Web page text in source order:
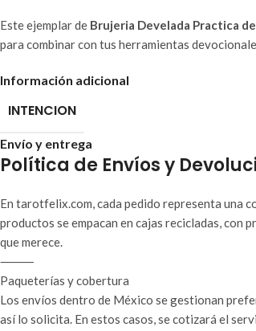
Este ejemplar de Brujeria Develada Practica
para combinar con tus herramientas
Información adicional
INTENCION
Envío y entrega
Política de Envíos y
En tarotfelix.com, cada pedido representa una
productos se empacan en cajas recicladas, con
que merece.
⸻
Paqueterías y cobertura
Los envíos dentro de México se gestionan
así lo solicita. En estos casos, se cotizará el